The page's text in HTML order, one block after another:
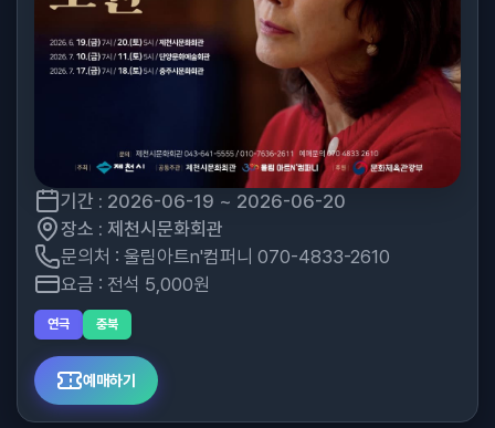
기간 : 2026-06-19 ~ 2026-06-20
장소 : 제천시문화회관
문의처 : 울림아트n'컴퍼니 070-4833-2610
요금 : 전석 5,000원
연극 충북
예매하기